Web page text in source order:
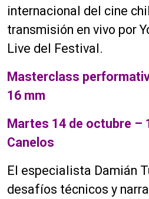
internacional del cine
transmisión en vivo por
Live del Festival.
Masterclass
16 mm
Martes 14 de octubre –
Canelos
El especialista Damián
desafíos técnicos y